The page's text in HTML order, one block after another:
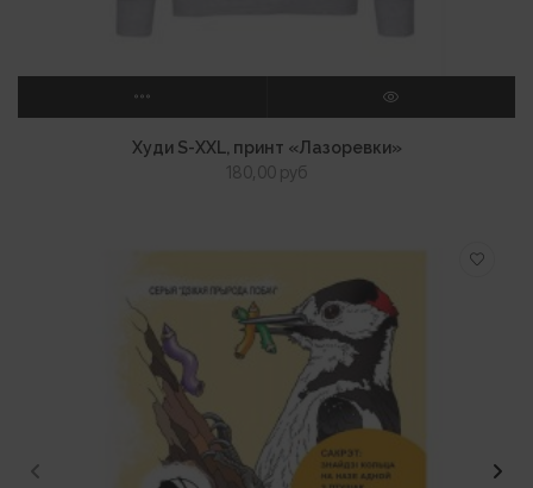
ВЫБЕРИТЕ ПАРАМЕТРЫ
Худи S-XXL, принт «Лазоревки»
180,00 руб